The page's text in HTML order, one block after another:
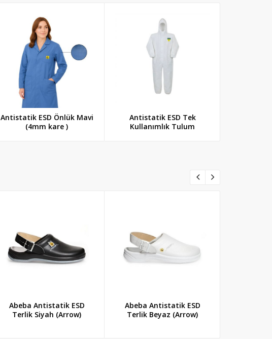
Antistatik ESD Önlük Mavi
(4mm kare )
Antistatik ESD Tek
Kullanımlık Tulum
Abeba Antistatik ESD
Terlik Siyah (Arrow)
Abeba Antistatik ESD
Terlik Beyaz (Arrow)